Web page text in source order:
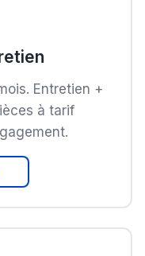
Entretien +
à tarif